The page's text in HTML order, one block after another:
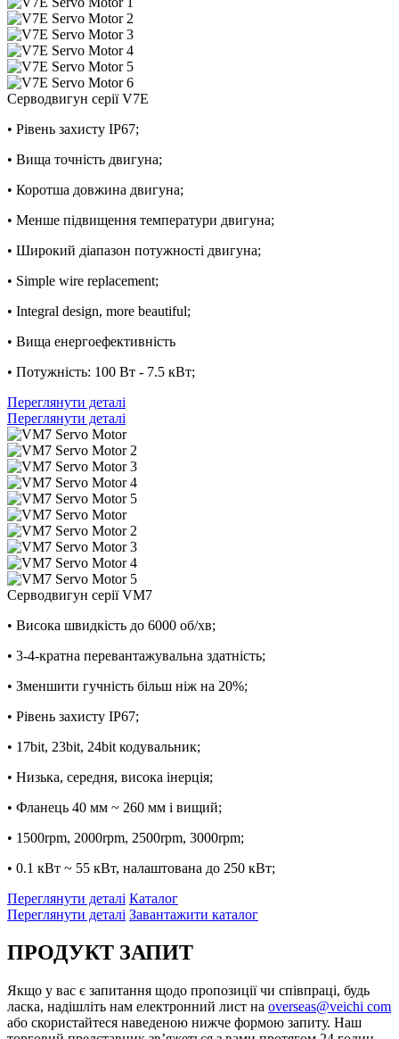
Серводвигун серії V7E
• Рівень захисту IP67;
• Вища точність двигуна;
• Коротша довжина двигуна;
• Менше підвищення температури двигуна;
• Широкий діапазон потужності двигуна;
• Simple wire replacement;
• Integral design, more beautiful;
• Вища енергоефективність
• Потужність: 100 Вт - 7.5 кВт;
Переглянути деталі
Переглянути деталі
Серводвигун серії VM7
• Висока швидкість до 6000 об/хв;
• 3-4-кратна перевантажувальна здатність;
• Зменшити гучність більш ніж на 20%;
• Рівень захисту IP67;
• 17bit, 23bit, 24bit кодувальник;
• Низька, середня, висока інерція;
• Фланець 40 мм ~ 260 мм i вищий;
• 1500rpm, 2000rpm, 2500rpm, 3000rpm;
• 0.1 кВт ~ 55 кВт, налаштована до 250 кВт;
Переглянути деталі Каталог
Переглянути деталі Завантажити каталог
ПРОДУКТ ЗАПИТ
Якщо у вас є запитання щодо пропозиції чи співпраці, будь
ласка, надішліть нам електронний лист на overseas@veichi com
або скористайтеся наведеною нижче формою запиту. Наш